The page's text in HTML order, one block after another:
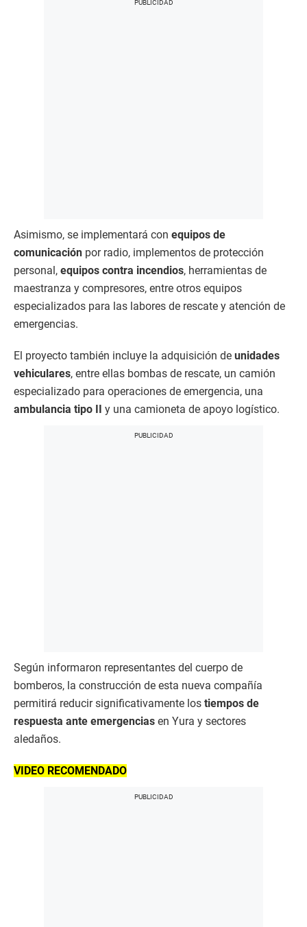
Asimismo, se implementará con equipos de
comunicación por radio, implementos de protección
personal, equipos contra incendios, herramientas de
maestranza y compresores, entre otros equipos
especializados para las labores de rescate y atención de
emergencias.
El proyecto también incluye la adquisición de unidades
vehiculares, entre ellas bombas de rescate, un camión
especializado para operaciones de emergencia, una
ambulancia tipo II y una camioneta de apoyo logístico.
Según informaron representantes del cuerpo de
bomberos, la construcción de esta nueva compañía
permitirá reducir significativamente los tiempos de
respuesta ante emergencias en Yura y sectores
aledaños.
VIDEO RECOMENDADO